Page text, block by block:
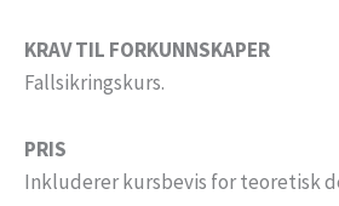
KRAV TIL FORKUNNSKAPER
Fallsikringskurs.
PRIS
Inkluderer kursbevis for teoretisk